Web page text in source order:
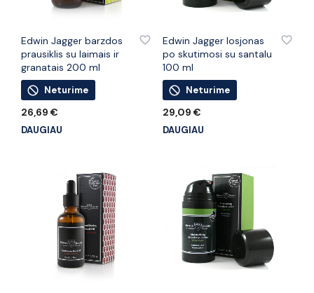
Edwin Jagger barzdos
prausiklis su laimais ir
granatais 200 ml
Neturime
26,69 €
DAUGIAU
Edwin Jagger losjonas
po skutimosi su santalu
100 ml
Neturime
29,09 €
DAUGIAU